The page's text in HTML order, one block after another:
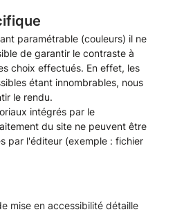
paramétrable (couleurs) il ne
de garantir le contraste à
choix effectués. En effet, les
étant innombrables, nous
le rendu.
intégrés par le
du site ne peuvent être
par l'éditeur (exemple : fichier
mise en accessibilité détaille